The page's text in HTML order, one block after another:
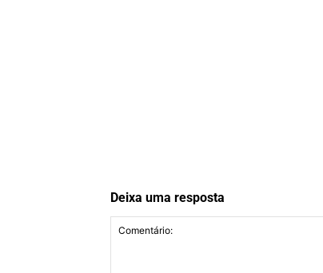
Deixa uma resposta